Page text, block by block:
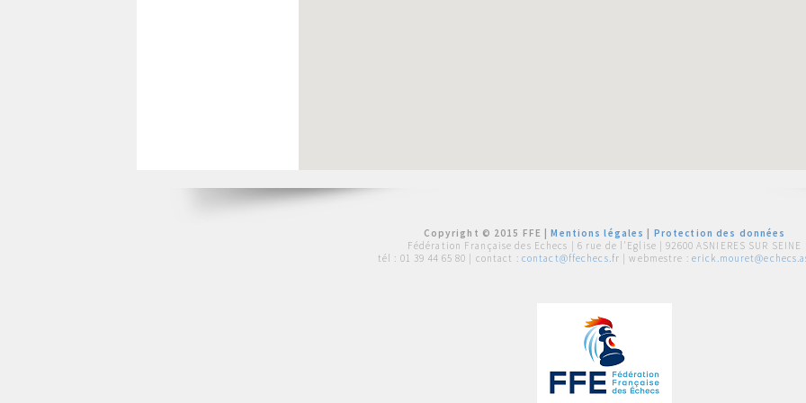
Copyright © 2015 FFE |Mentions légales
Protection des données
Fédération Française des Echecs | 6 rue de l'Eglise | 92600 ASNIERES SUR SEINE
tél : 01 39 44 65 80 | contact : contact@ffechecs.fr | webmestre :